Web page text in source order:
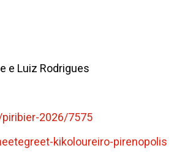
e Luiz Rodrigues
2026/7575
kikoloureiro-pirenopolis